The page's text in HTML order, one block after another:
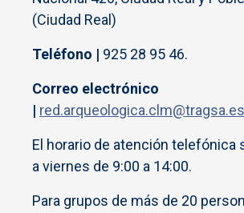
(Ciudad Real)
Teléfono | 925 28 95 46.
Correo electrónico
| red.arqueologica.clm@tragsa.es
El horario de atención telefónica
a viernes de 9:00 a 14:00.
Para grupos de más de 20